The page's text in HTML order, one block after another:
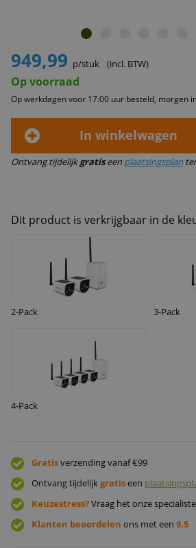
949,99 p/stuk (incl. BTW)
Op voorraad
Op werkdagen voor 17:00 uur besteld, morgen
In winkelwagen
Ontvang tijdelijkgratiseen plaatsingsplan
Dit product is verkrijgbaar in de
2-Pack 3-Pack
4-Pack
Gratisverzending vanaf €99
Ontvang tijdelijkgratiseen
Keuzestress?Vraag het onze
Klanten beoordelen ons met een 9.5